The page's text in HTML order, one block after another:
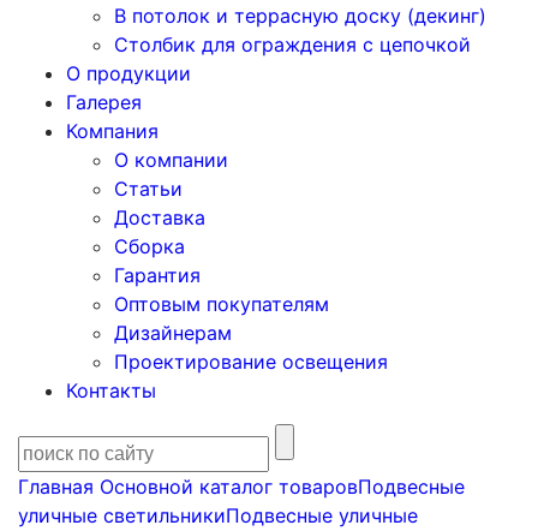
В потолок и террасную доску (декинг)
Столбик для ограждения с цепочкой
О продукции
Галерея
Компания
О компании
Статьи
Доставка
Сборка
Гарантия
Оптовым покупателям
Дизайнерам
Проектирование освещения
Контакты
Главная Основной каталог товаровПодвесные
уличные светильникиПодвесные уличные